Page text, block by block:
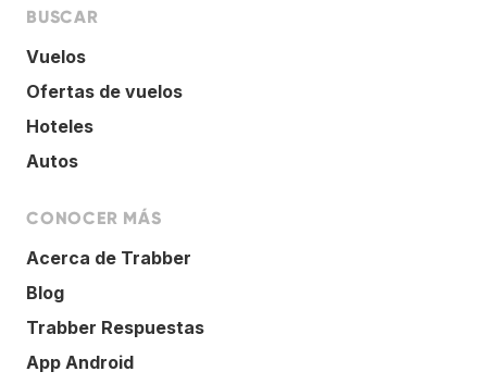
BUSCAR
Vuelos
Ofertas de vuelos
Hoteles
Autos
CONOCER MÁS
Acerca de Trabber
Blog
Trabber Respuestas
App Android